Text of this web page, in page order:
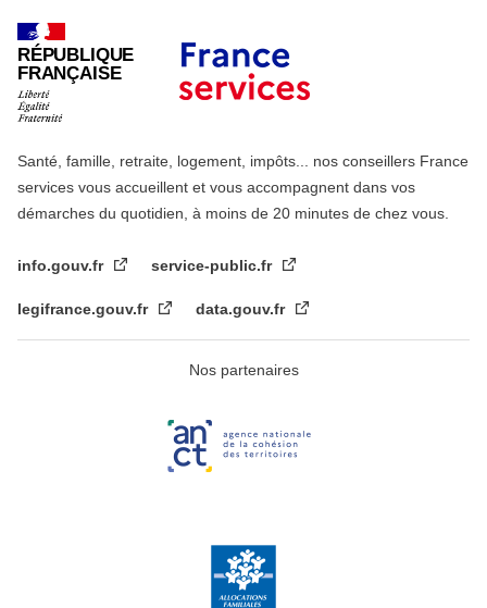
RÉPUBLIQUE
FRANÇAISE
Santé, famille, retraite, logement, impôts... nos conseillers France
services vous accueillent et vous accompagnent dans vos
démarches du quotidien, à moins de 20 minutes de chez vous.
info.gouv.fr service-public.fr
legifrance.gouv.fr data.gouv.fr
Nos partenaires